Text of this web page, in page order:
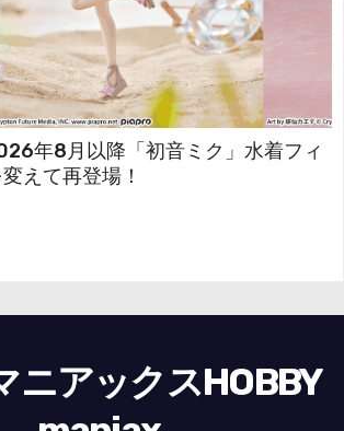
年8月以降「初音ミク」水着フィ
えて再登場！
ニアックスHOBBY